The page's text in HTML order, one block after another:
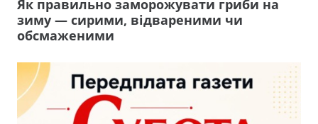
Як правильно заморожувати гриби на
зиму — сирими, відвареними чи
обсмаженими